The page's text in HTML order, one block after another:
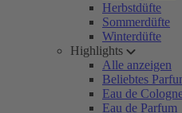
Herbstdüfte
Sommerdüfte
Winterdüfte
Highlights
Alle anzeigen
Beliebtes
Eau de
Eau de Parfum